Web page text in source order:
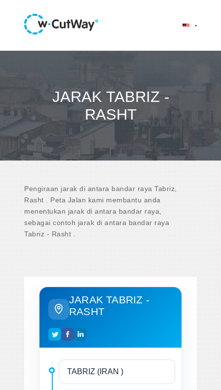
JARAK TABRIZ -
RASHT
Pengiraan jarak di antara bandar raya Tabriz,
Rasht . Peta Jalan kami membantu anda
menentukan jarak di antara bandar raya,
sebagai contoh jarak di antara bandar raya
Tabriz - Rasht .
JARAK TABRIZ -
RASHT